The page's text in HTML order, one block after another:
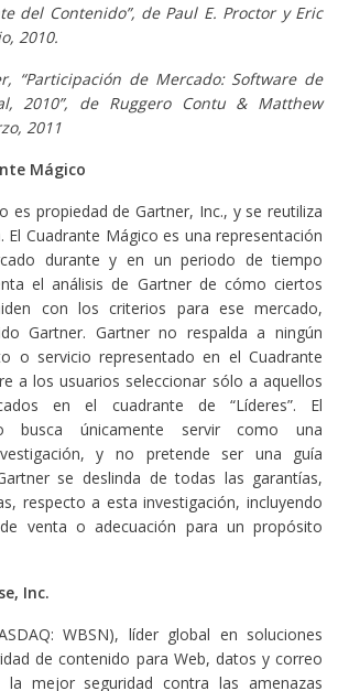
del Contenido”, de Paul E. Proctor y Eric
2010.
“Participación de Mercado: Software de
2010”, de Ruggero Contu & Matthew
2011
Mágico
es propiedad de Gartner, Inc., y se reutiliza
El Cuadrante Mágico es una representación
durante y en un periodo de tiempo
el análisis de Gartner de cómo ciertos
con los criterios para ese mercado,
Gartner. Gartner no respalda a ningún
o servicio representado en el Cuadrante
a los usuarios seleccionar sólo a aquellos
en el cuadrante de “Líderes”. El
busca únicamente servir como una
y no pretende ser una guía
se deslinda de todas las garantías,
respecto a esta investigación, incluyendo
venta o adecuación para un propósito
Inc.
WBSN), líder global en soluciones
de contenido para Web, datos y correo
la mejor seguridad contra las amenazas